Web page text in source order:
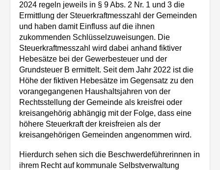
2024 regeln jeweils in § 9 Abs. 2 Nr. 1 und 3 die
Ermittlung der Steuerkraftmesszahl der Gemeinden
und haben damit Einfluss auf die ihnen
zukommenden Schlüsselzuweisungen. Die
Steuerkraftmesszahl wird dabei anhand fiktiver
Hebesätze bei der Gewerbesteuer und der
Grundsteuer B ermittelt. Seit dem Jahr 2022 ist die
Höhe der fiktiven Hebesätze im Gegensatz zu den
vorangegangenen Haushaltsjahren von der
Rechtsstellung der Gemeinde als kreisfrei oder
kreisangehörig abhängig mit der Folge, dass eine
höhere Steuerkraft der kreisfreien als der
kreisangehörigen Gemeinden angenommen wird.
Hierdurch sehen sich die Beschwerdeführerinnen in
ihrem Recht auf kommunale Selbstverwaltung